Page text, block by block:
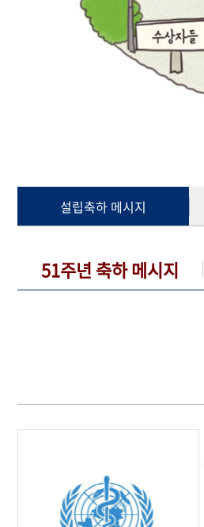
설립축하 메시지
51주년 축하 메시지